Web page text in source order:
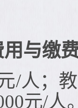
与缴
/人；
元/人